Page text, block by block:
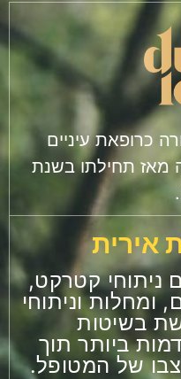
כרופאת עיניים
מאז תחילתו בשנת
אירית
ניתוחי קטרקט,
ומחלות וניתוחי
בשיטות
ביותר תוך
של המטופל.